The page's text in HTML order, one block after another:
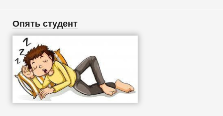
Опять студент